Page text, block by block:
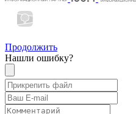
Продолжить
Нашли ошибку?